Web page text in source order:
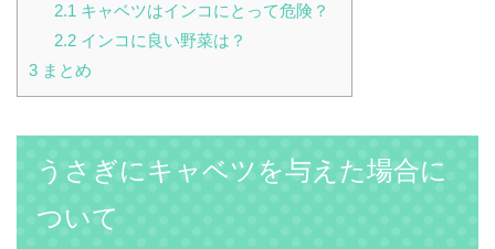
2.1キャベツはインコにとって危険？
2.2インコに良い野菜は？
3 まとめ
うさぎにキャベツを与えた場合に
ついて